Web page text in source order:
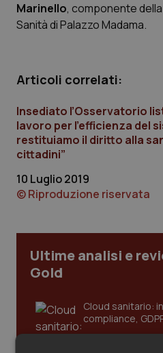
Calabria
Emilia-Romagna
Friuli Venezia Giulia
Lazio
Liguria
Marche
Molise
Piemonte
Asma & BPCO
Colesterolo &
Dermatite Atopica
Diabete & glucometri
Disturbi dell’umore
Donna & Salute
Epatiti
HIV
Marinello, componente
Sanità di Palazzo Madama.
Articoli correlati:
Insediato l’Osservatorio
lavoro per l’efficienza del
restituiamo il diritto alla
cittadini”
10 Luglio 2019
© Riproduzione riservata
Ultime analisi e
Gold
Cloud sanitario:
compliance,